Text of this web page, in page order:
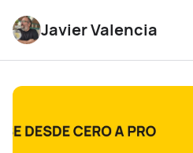
Javier Valencia